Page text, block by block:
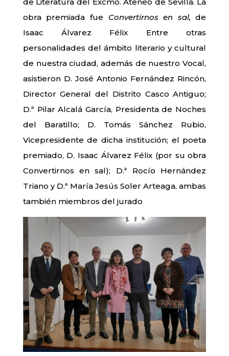
obra premiada fue Convertirnos en sal, de
Isaac Álvarez Félix Entre otras
personalidades del ámbito literario y cultural
de nuestra ciudad, además de nuestro Vocal,
asistieron D. José Antonio Fernández Rincón,
Director General del Distrito Casco Antiguo;
D.ª Pilar Alcalá García, Presidenta de Noches
del Baratillo; D. Tomás Sánchez Rubio,
Vicepresidente de dicha institución; el poeta
premiado, D. Isaac Álvarez Félix (por su obra
Convertirnos en sal); D.ª Rocío Hernández
Triano y D.ª María Jesús Soler Arteaga, ambas
también miembros del jurado